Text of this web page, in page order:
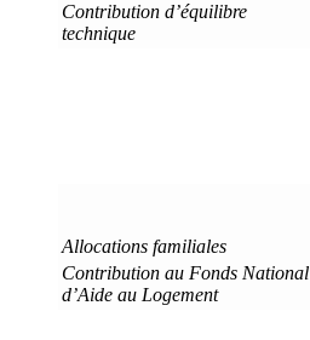
Contribution d’équilibre
technique
Allocations familiales
Contribution au Fonds National
d’Aide au Logement